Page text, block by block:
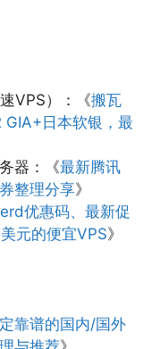
VPS）：《搬瓦
日本软银，最
器：《最新腾讯
整理分享》
优惠码、最新促
元的便宜VPS》
靠谱的国内/国外